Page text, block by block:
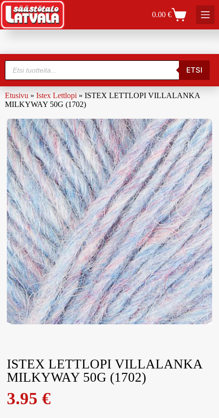
0.00€
ETSI
Etusivu » Istex Lettlopi » ISTEX LETTLOPI VILLALANKA
MILKYWAY 50G (1702)
ISTEX LETTLOPI VILLALANKA
MILKYWAY 50G (1702)
3.95€